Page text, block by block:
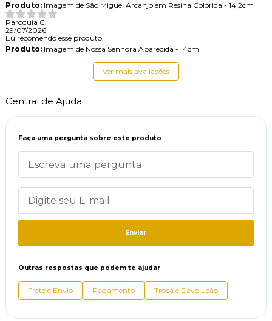
Produto:Imagem de São Miguel Arcanjo em Resina Colorida - 14,2cm
Paroquia C.
29/07/2026
Eu recomendo esse produto.
Produto:Imagem de Nossa Senhora Aparecida - 14cm
Ver mais avaliações
Central de Ajuda
Faça uma pergunta sobre este produto
Enviar
Outras respostas que podem te ajudar
Frete e Envio Pagamento Troca e Devolução